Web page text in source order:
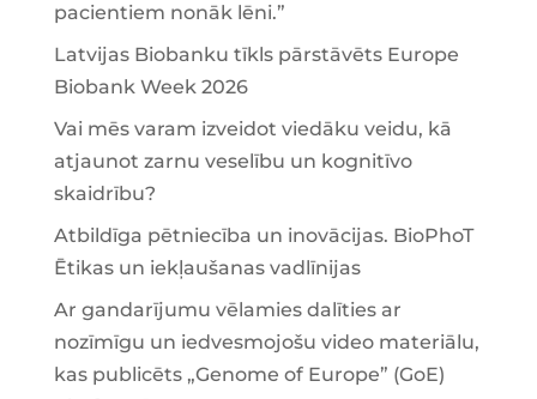
pacientiem nonāk lēni.”
Latvijas Biobanku tīkls pārstāvēts Europe
Biobank Week 2026
Vai mēs varam izveidot viedāku veidu, kā
atjaunot zarnu veselību un kognitīvo
skaidrību?
Atbildīga pētniecība un inovācijas. BioPhoT
Ētikas un iekļaušanas vadlīnijas
Ar gandarījumu vēlamies dalīties ar
nozīmīgu un iedvesmojošu video materiālu,
kas publicēts „Genome of Europe” (GoE)